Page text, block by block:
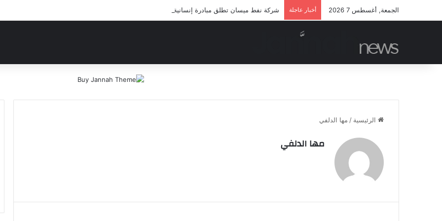
الجمعة, أغسطس 7 2026 أخبار عاجلة شركة نفط ميسان تطلق مبادرة إنسانية لعلاج أيتام مدرسة كافل اليتيم
الرئيسية / مها الدلفي
مها الدلفي